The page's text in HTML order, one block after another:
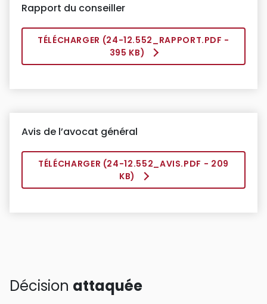
Rapport du conseiller
TÉLÉCHARGER (24-12.552_RAPPORT.PDF -
395 KB)
Avis de l’avocat général
TÉLÉCHARGER (24-12.552_AVIS.PDF - 209
KB)
Décision attaquée